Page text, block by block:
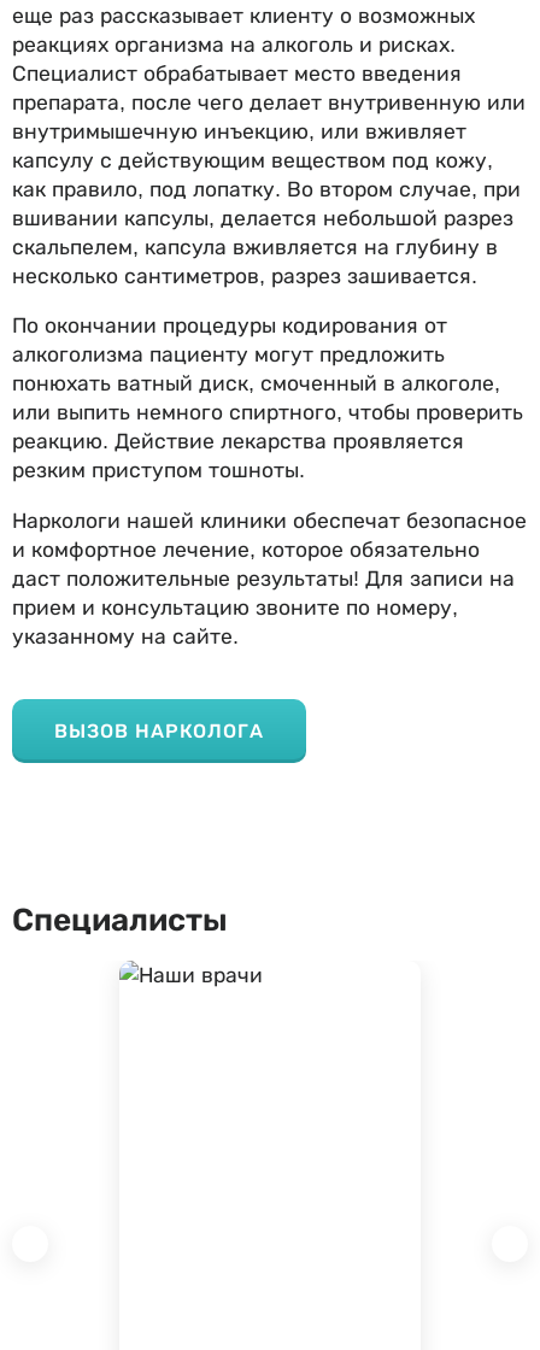
еще раз рассказывает клиенту о возможных
реакциях организма на алкоголь и рисках.
Специалист обрабатывает место введения
препарата, после чего делает внутривенную или
внутримышечную инъекцию, или вживляет
капсулу с действующим веществом под кожу,
как правило, под лопатку. Во втором случае, при
вшивании капсулы, делается небольшой разрез
скальпелем, капсула вживляется на глубину в
несколько сантиметров, разрез зашивается.
По окончании процедуры кодирования от
алкоголизма пациенту могут предложить
понюхать ватный диск, смоченный в алкоголе,
или выпить немного спиртного, чтобы проверить
реакцию. Действие лекарства проявляется
резким приступом тошноты.
Наркологи нашей клиники обеспечат безопасное
и комфортное лечение, которое обязательно
даст положительные результаты! Для записи на
прием и консультацию звоните по номеру,
указанному на сайте.
ВЫЗОВ НАРКОЛОГА
Специалисты